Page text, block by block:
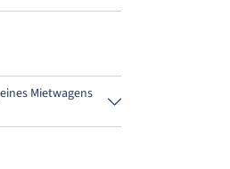
innerhalb
Mietwagens
die